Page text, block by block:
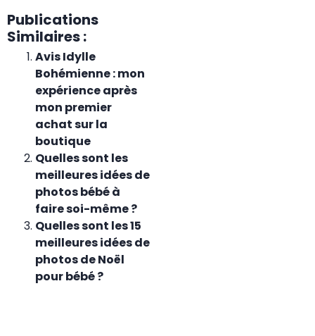
Publications
Similaires :
Avis Idylle
Bohémienne : mon
expérience après
mon premier
achat sur la
boutique
Quelles sont les
meilleures idées de
photos bébé à
faire soi-même ?
Quelles sont les 15
meilleures idées de
photos de Noël
pour bébé ?